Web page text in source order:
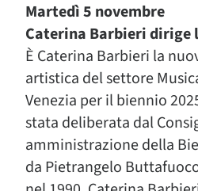
Martedì 5 novembre
Caterina Barbieri dirige
È Caterina Barbieri la
artistica del settore
Venezia per il biennio
stata deliberata dal
amministrazione della
da Pietrangelo